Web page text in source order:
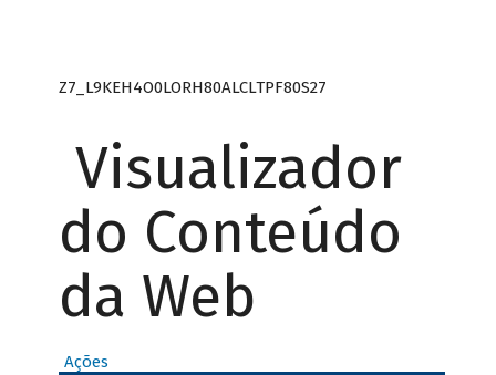
Z7_L9KEH4O0LORH80ALCLTPF80S27
Visualizador
do Conteúdo
da Web
Ações